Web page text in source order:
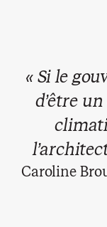
« Si le
d’être
Caroline